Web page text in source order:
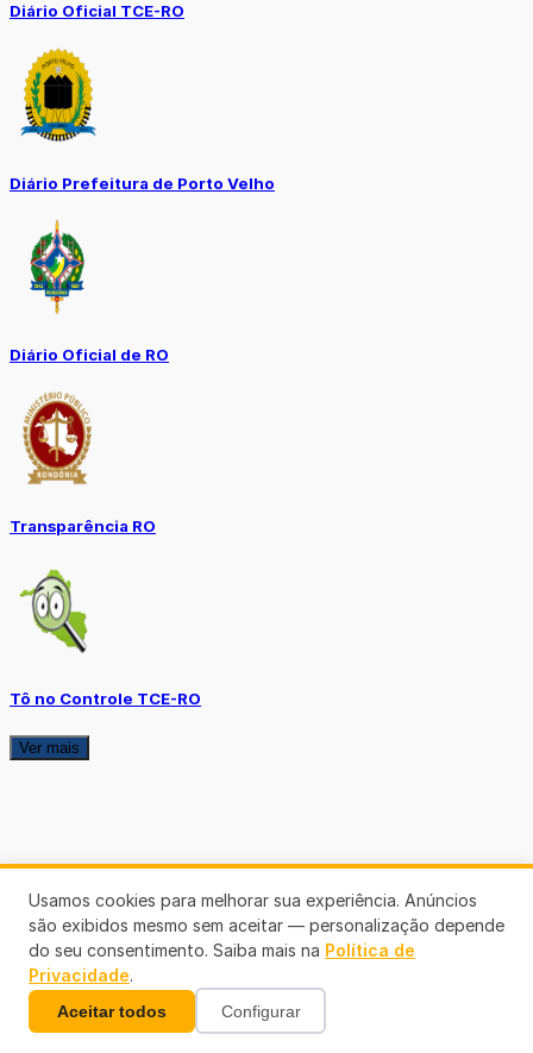
Diário Oficial TCE-RO
Diário Prefeitura de Porto Velho
Diário Oficial de RO
Transparência RO
Tô no Controle TCE-RO
Ver mais
Usamos cookies para melhorar sua experiência. Anúncios
são exibidos mesmo sem aceitar — personalização depende
do seu consentimento. Saiba mais na Política de
Privacidade.
Aceitar todos Configurar